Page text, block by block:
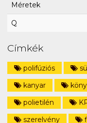
Méretek
Q
Címkék
polifúziós
kanyar
polietilén
szerelvény